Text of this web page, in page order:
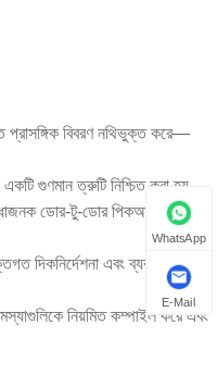
প্রাসঙ্গিক বিবরণ নথিভুক্ত করে—
গুণমান ত্রুটি নিশ্চিত করা হয়,
ডোর-টু-ডোর পিকআপ এবং
দিকনির্দেশনা এবং ব্যবহারিক
নিয়মিত কম্পাইল করে এবং
WhatsApp
E-Mail